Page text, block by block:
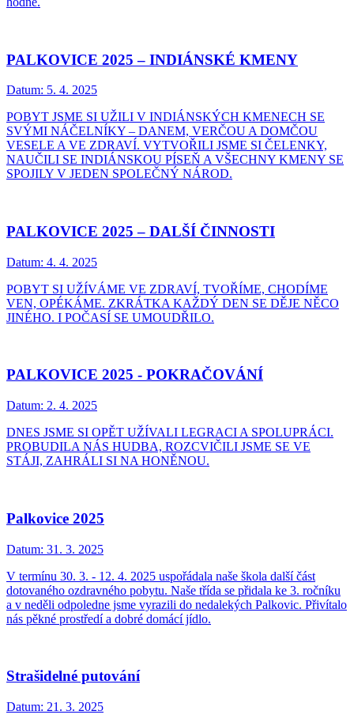
PALKOVICE 2025 – INDIÁNSKÉ KMENY
Datum: 5. 4. 2025
POBYT JSME SI UŽILI V INDIÁNSKÝCH KMENECH SE
SVÝMI NÁČELNÍKY – DANEM, VERČOU A DOMČOU
VESELE A VE ZDRAVÍ. VYTVOŘILI JSME SI ČELENKY,
NAUČILI SE INDIÁNSKOU PÍSEŇ A VŠECHNY KMENY SE
SPOJILY V JEDEN SPOLEČNÝ NÁROD.
PALKOVICE 2025 – DALŠÍ ČINNOSTI
Datum: 4. 4. 2025
POBYT SI UŽÍVÁME VE ZDRAVÍ, TVOŘÍME, CHODÍME
VEN, OPÉKÁME. ZKRÁTKA KAŽDÝ DEN SE DĚJE NĚCO
JINÉHO. I POČASÍ SE UMOUDŘILO.
PALKOVICE 2025 - POKRAČOVÁNÍ
Datum: 2. 4. 2025
DNES JSME SI OPĚT UŽÍVALI LEGRACI A SPOLUPRÁCI.
PROBUDILA NÁS HUDBA, ROZCVIČILI JSME SE VE
STÁJI, ZAHRÁLI SI NA HONĚNOU.
Palkovice 2025
Datum: 31. 3. 2025
V termínu 30. 3. - 12. 4. 2025 uspořádala naše škola další část
dotovaného ozdravného pobytu. Naše třída se přidala ke 3. ročníku
a v neděli odpoledne jsme vyrazili do nedalekých Palkovic. Přivítalo
nás pěkné prostředí a dobré domácí jídlo.
Strašidelné putování
Datum: 21. 3. 2025